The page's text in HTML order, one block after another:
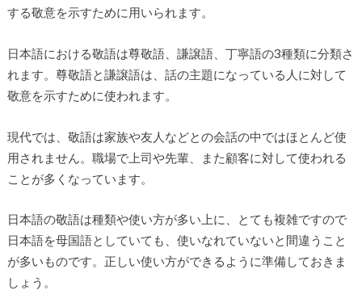
する敬意を示すために用いられます。
日本語における敬語は尊敬語、謙譲語、丁寧語の3種類に分類さ
れます。尊敬語と謙譲語は、話の主題になっている人に対して
敬意を示すために使われます。
現代では、敬語は家族や友人などとの会話の中ではほとんど使
用されません。職場で上司や先輩、また顧客に対して使われる
ことが多くなっています。
日本語の敬語は種類や使い方が多い上に、とても複雑ですので
日本語を母国語としていても、使いなれていないと間違うこと
が多いものです。正しい使い方ができるように準備しておきま
しょう。